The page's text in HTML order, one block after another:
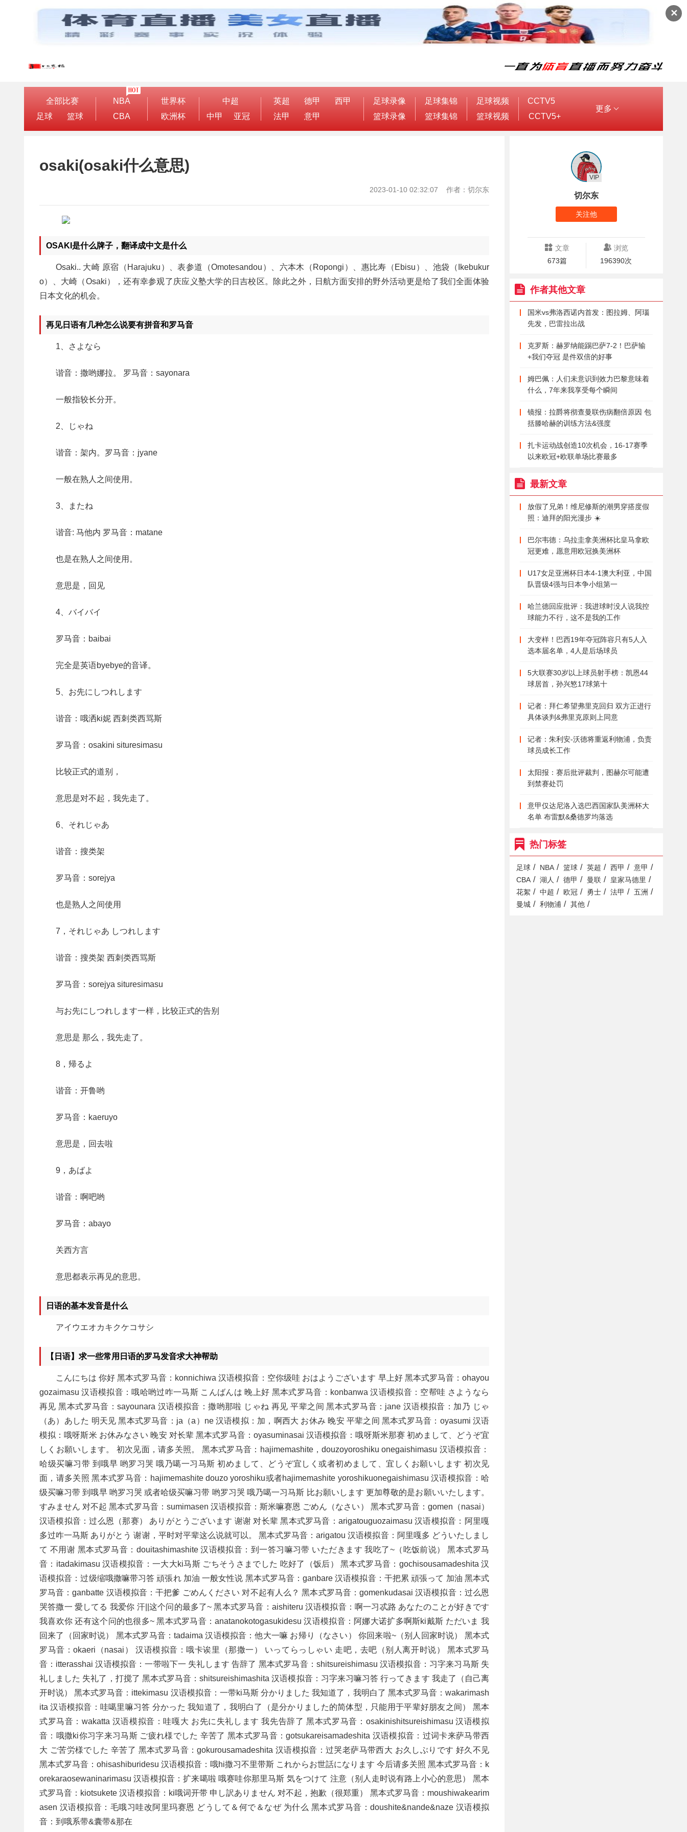
✕
全部比赛
足球
篮球
NBA
CBA
世界杯
欧洲杯
中超
中甲
亚冠
英超 德甲
西甲
法甲
意甲
足球录像
篮球录像
足球集锦
篮球集锦
足球视频
篮球视频
CCTV5
CCTV5+
更多
osaki(osaki什么意思)
2023-01-10 02:32:07 作者：切尔东
OSAKI是什么牌子，翻译成中文是什么
Osaki.. 大崎 原宿（Harajuku）、表参道（Omotesandou）、六本木（Ropongi）、惠比寿（Ebisu）、池袋（Ikebukur
o）、大崎（Osaki），还有幸参观了庆应义塾大学的日吉校区。除此之外，日航方面安排的野外活动更是给了我们全面体验
日本文化的机会。
再见日语有几种怎么说要有拼音和罗马音
1、さよなら
谐音：撒哟娜拉。 罗马音：sayonara
一般指较长分开。
2、じゃね
谐音：架内。罗马音：jyane
一般在熟人之间使用。
3、またね
谐音: 马他内 罗马音：matane
也是在熟人之间使用。
意思是，回见
4、バイバイ
罗马音：baibai
完全是英语byebye的音译。
5、お先にしつれします
谐音：哦洒ki妮 西刺类西骂斯
罗马音：osakini situresimasu
比较正式的道别，
意思是对不起，我先走了。
6、それじゃあ
谐音：搜类架
罗马音：sorejya
也是熟人之间使用
7，それじゃあ しつれします
谐音：搜类架 西刺类西骂斯
罗马音：sorejya situresimasu
与お先にしつれします一样，比较正式的告别
意思是 那么，我先走了。
8，帰るよ
谐音：开鲁哟
罗马音：kaeruyo
意思是，回去啦
9，あばよ
谐音：啊吧哟
罗马音：abayo
关西方言
意思都表示再见的意思。
日语的基本发音是什么
アイウエオカキクケコサシ
【日语】求一些常用日语的罗马发音求大神帮助
こんにちは 你好 黑本式罗马音：konnichiwa 汉语模拟音：空你级哇 おはようございます 早上好 黑本式罗马音：ohayou
gozaimasu 汉语模拟音：哦哈哟过咋一马斯 こんばんは 晚上好 黑本式罗马音：konbanwa 汉语模拟音：空帮哇 さようなら
再见 黑本式罗马音：sayounara 汉语模拟音：撒哟那啦 じゃね 再见 平辈之间 黑本式罗马音：jane 汉语模拟音：加乃 じゃ
（あ）あした 明天见 黑本式罗马音：ja（a）ne 汉语模拟：加，啊西大 お休み 晚安 平辈之间 黑本式罗马音：oyasumi 汉语
模拟：哦呀斯米 お休みなさい 晚安 对长辈 黑本式罗马音：oyasuminasai 汉语模拟音：哦呀斯米那赛 初めまして、どうぞ宜
しくお願いします。 初次见面，请多关照。 黑本式罗马音：hajimemashite，douzoyoroshiku onegaishimasu 汉语模拟音：
哈级买嘛习带 到哦早 哟罗习哭 哦乃噶一习马斯 初めまして、どうぞ宜しく或者初めまして、宜しくお願いします 初次见
面，请多关照 黑本式罗马音：hajimemashite douzo yoroshiku或者hajimemashite yoroshikuonegaishimasu 汉语模拟音：哈
级买嘛习带 到哦早 哟罗习哭 或者哈级买嘛习带 哟罗习哭 哦乃噶一习马斯 比お願いします 更加尊敬的是お願いいたします。
すみません 对不起 黑本式罗马音：sumimasen 汉语模拟音：斯米嘛赛恩 ごめん（なさい） 黑本式罗马音：gomen（nasai）
汉语模拟音：过么恩（那赛） ありがとうございます 谢谢 对长辈 黑本式罗马音：arigatouguozaimasu 汉语模拟音：阿里嘎
多过咋一马斯 ありがとう 谢谢，平时对平辈这么说就可以。 黑本式罗马音：arigatou 汉语模拟音：阿里嘎多 どういたしまし
て 不用谢 黑本式罗马音：douitashimashite 汉语模拟音：到一答习嘛习带 いただきます 我吃了~（吃饭前说） 黑本式罗马
音：itadakimasu 汉语模拟音：一大大ki马斯 ごちそうさまでした 吃好了（饭后） 黑本式罗马音：gochisousamadeshita 汉
语模拟音：过级缩哦撒嘛带习答 頑張れ 加油 一般女性说 黑本式罗马音：ganbare 汉语模拟音：干把累 頑張って 加油 黑本式
罗马音：ganbatte 汉语模拟音：干把爹 ごめんください 对不起有人么？ 黑本式罗马音：gomenkudasai 汉语模拟音：过么恩
哭答撒一 愛してる 我爱你 汗||这个问的最多了~ 黑本式罗马音：aishiteru 汉语模拟音：啊一习忒路 あなたのことが好きです
我喜欢你 还有这个问的也很多~ 黑本式罗马音：anatanokotogasukidesu 汉语模拟音：阿娜大诺扩多啊斯ki戴斯 ただいま 我
回来了（回家时说） 黑本式罗马音：tadaima 汉语模拟音：他大一嘛 お帰り（なさい） 你回来啦~（别人回家时说） 黑本式
罗马音：okaeri（nasai） 汉语模拟音：哦卡诶里（那撒一） いってらっしゃい 走吧，去吧（别人离开时说） 黑本式罗马
音：itterasshai 汉语模拟音：一带啦下一 失礼します 告辞了 黑本式罗马音：shitsureishimasu 汉语模拟音：习字来习马斯 失
礼しました 失礼了，打搅了 黑本式罗马音：shitsureishimashita 汉语模拟音：习字来习嘛习答 行ってきます 我走了（自己离
开时说） 黑本式罗马音：ittekimasu 汉语模拟音：一带ki马斯 分かりました 我知道了，我明白了 黑本式罗马音：wakarimash
ita 汉语模拟音：哇噶里嘛习答 分かった 我知道了，我明白了（是分かりました的简体型，只能用于平辈好朋友之间） 黑本
式罗马音：wakatta 汉语模拟音：哇嘎大 お先に失礼します 我先告辞了 黑本式罗马音：osakinishitsureishimasu 汉语模拟
音：哦撒ki你习字来习马斯 ご疲れ様でした 辛苦了 黑本式罗马音：gotsukareisamadeshita 汉语模拟音：过词卡来萨马带西
大 ご苦労様でした 辛苦了 黑本式罗马音：gokurousamadeshita 汉语模拟音：过哭老萨马带西大 お久しぶりです 好久不见
黑本式罗马音：ohisashiburidesu 汉语模拟音：哦hi撒习不里带斯 これからお世話になります 今后请多关照 黑本式罗马音：k
orekaraosewaninarimasu 汉语模拟音：扩来噶啦 哦赛哇你那里马斯 気をつけて 注意（别人走时说有路上小心的意思） 黑本
式罗马音：kiotsukete 汉语模拟音：ki哦词开带 申し訳ありません 对不起，抱歉（很郑重） 黑本式罗马音：moushiwakearim
asen 汉语模拟音：毛哦习哇改阿里玛赛恩 どうして＆何で＆なぜ 为什么 黑本式罗马音：doushite&nande&naze 汉语模拟
音：到哦系带&囊带&那在
切尔东
VIP
关注他
文章
673篇
浏览
196390次
作者其他文章
国米vs弗洛西诺内首发：图拉姆、阿瑙
先发，巴雷拉出战
克罗斯：赫罗纳能踢巴萨7-2！巴萨输
+我们夺冠 是件双倍的好事
姆巴佩：人们未意识到效力巴黎意味着
什么，7年来我享受每个瞬间
镜报：拉爵将彻查曼联伤病翻倍原因 包
括滕哈赫的训练方法&强度
扎卡运动战创造10次机会，16-17赛季
以来欧冠+欧联单场比赛最多
最新文章
放假了兄弟！维尼修斯的潮男穿搭度假
照：迪拜的阳光漫步 ☀️
巴尔韦德：乌拉圭拿美洲杯比皇马拿欧
冠更难，愿意用欧冠换美洲杯
U17女足亚洲杯日本4-1澳大利亚，中国
队晋级4强与日本争小组第一
哈兰德回应批评：我进球时没人说我控
球能力不行，这不是我的工作
大变样！巴西19年夺冠阵容只有5人入
选本届名单，4人是后场球员
5大联赛30岁以上球员射手榜：凯恩44
球居首，孙兴慜17球第十
记者：拜仁希望弗里克回归 双方正进行
具体谈判&弗里克原则上同意
记者：朱利安-沃德将重返利物浦，负责
球员成长工作
太阳报：赛后批评裁判，图赫尔可能遭
到禁赛处罚
意甲仅达尼洛入选巴西国家队美洲杯大
名单 布雷默&桑德罗均落选
热门标签
足球 / NBA / 篮球 / 英超 / 西甲 / 意甲 /
CBA / 湖人 / 德甲 / 曼联 / 皇家马德里 /
花絮 / 中超 / 欧冠 / 勇士 / 法甲 / 五洲 /
曼城 / 利物浦 / 其他 /